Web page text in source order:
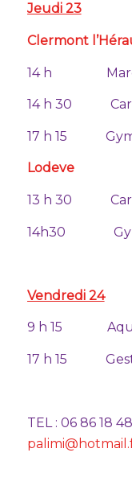
Jeudi 23
Clermont
14 h Marche
14 h 30
17 h 15
13 h 30
14h30
Vendredi 24
9 h 15
17 h 15
TEL : 06 86